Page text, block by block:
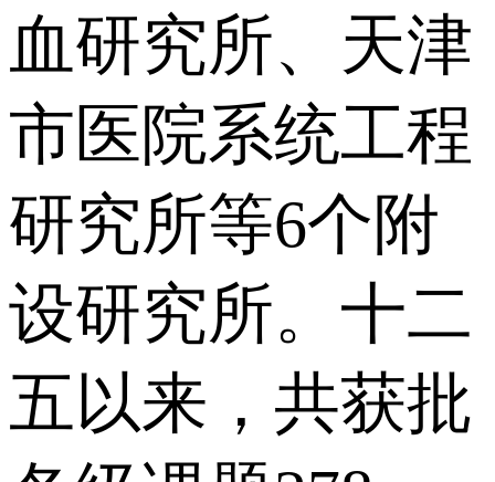
血研究所、天津
市医院系统工程
研究所等6个附
设研究所。十二
五以来，共获批